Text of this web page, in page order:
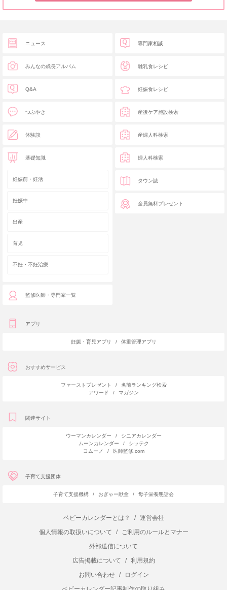
ニュース
みんなの成長アルバム
Q&A
つぶやき
体験談
基礎知識
妊娠前・妊活
妊娠中
出産
育児
不妊・不妊治療
監修医師・専門家一覧
専門家相談
離乳食レシピ
妊娠食レシピ
産後ケア施設検索
産婦人科検索
婦人科検索
タウン誌
全員無料プレゼント
アプリ
妊娠・育児アプリ / 体重管理アプリ
おすすめサービス
ファーストプレゼント /
名前ランキング検索
アワード
/ マガジン
関連サイト
ウーマンカレンダー /
シニアカレンダー
ムーンカレンダー
/
シッテク
ヨムーノ
/ 医師監修.com
子育て支援団体
子育て支援機構 / おぎゃー献金 / 母子栄養懇話会
ベビーカレンダーとは？ /
運営会社
個人情報の取扱いについて
/
ご利用のルールとマナー
外部送信について
広告掲載について
/
利用規約
お問い合わせ
/
ログイン